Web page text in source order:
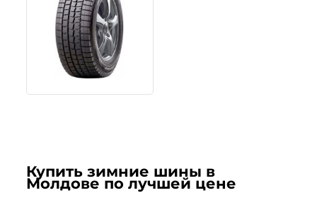
Купить зимние шины в
Молдове по лучшей цене